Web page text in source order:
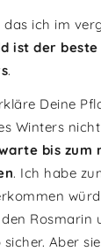
das ich im
ist der
.
Deine
Winters
bis zum
. Ich habe
Rosmarin
Aber